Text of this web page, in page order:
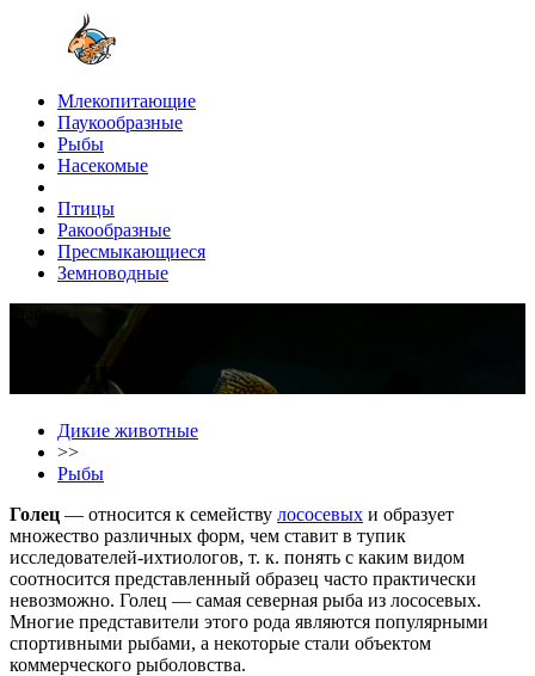
Млекопитающие
Паукообразные
Рыбы
Насекомые
Птицы
Ракообразные
Пресмыкающиеся
Земноводные
Голец
Дикие животные
>>
Рыбы
Голец — относится к семейству лососевых и образует
множество различных форм, чем ставит в тупик
исследователей-ихтиологов, т. к. понять с каким видом
соотносится представленный образец часто практически
невозможно. Голец — самая северная рыба из лососевых.
Многие представители этого рода являются популярными
спортивными рыбами, а некоторые стали объектом
коммерческого рыболовства.